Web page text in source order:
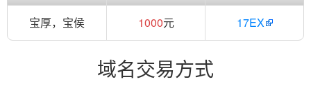
宝厚，宝侯
1000元 17EX
域名交易方式